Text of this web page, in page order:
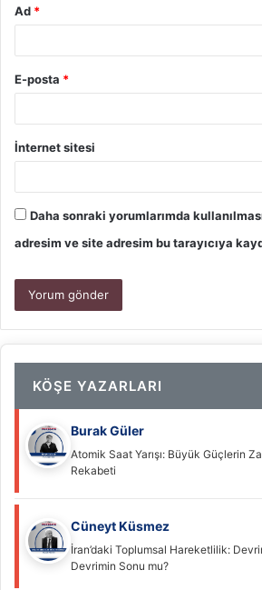
Ad *
E-posta *
İnternet sitesi
Daha sonraki yorumlarımda
adresim ve site adresim bu tarayıcıya
KÖŞE YAZARLARI
Burak Güler
Atomik Saat Yarışı: Büyük Güçlerin
Rekabeti
Cüneyt Küsmez
İran’daki Toplumsal Hareketlilik:
Devrimin Sonu mu?